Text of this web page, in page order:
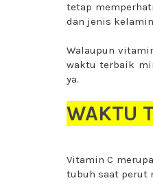
tetap
dan jenis
Walaupun
waktu terbaik
ya.
WAKTU
Vitamin C
tubuh saat perut